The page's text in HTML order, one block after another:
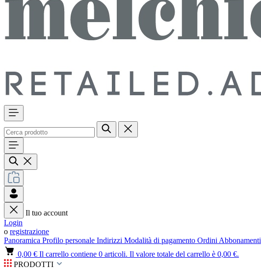
Il tuo account
Login
o registrazione
Panoramica Profilo personale Indirizzi Modalità di pagamento Ordini Abbonamenti
0,00 € Il carrello contiene 0 articoli. Il valore totale del carrello è 0,00 €.
PRODOTTI